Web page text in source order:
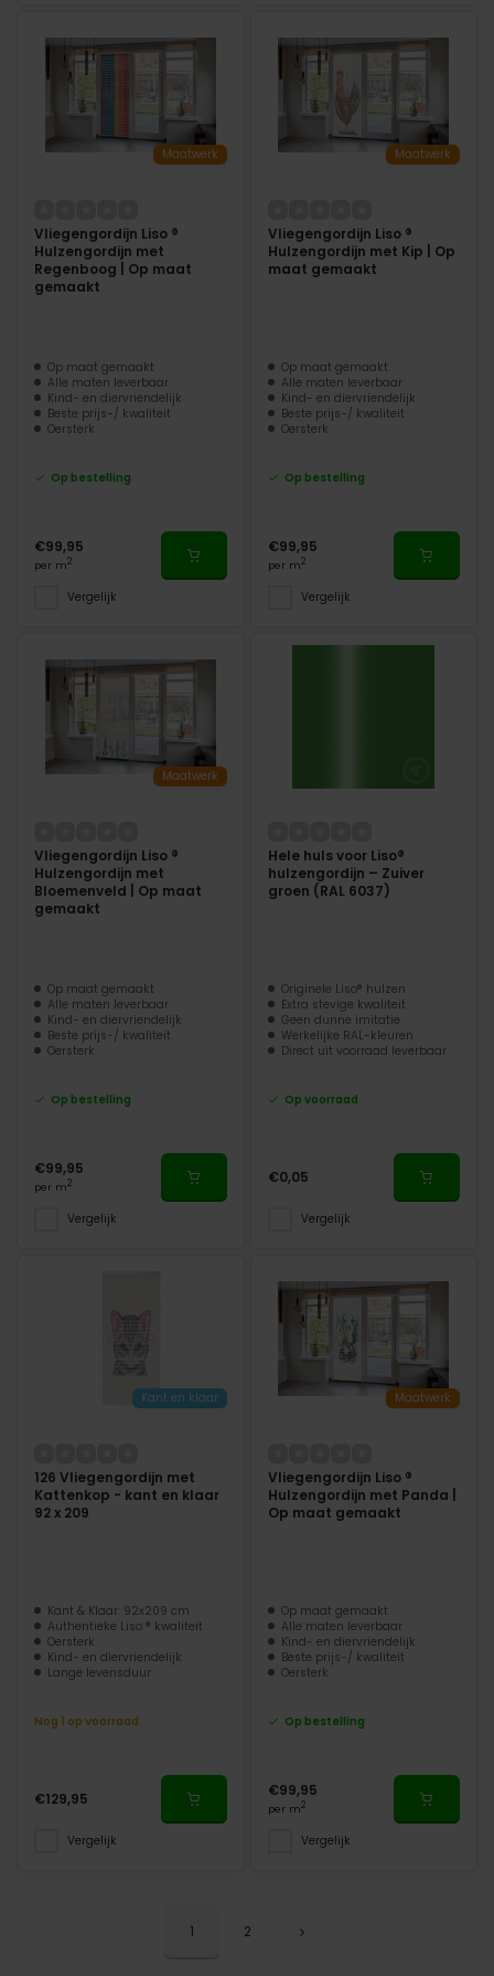
Maatwerk
Vliegengordijn Liso ®
Hulzengordijn met
Regenboog | Op maat
gemaakt
Op maat gemaakt
Alle maten leverbaar
Kind- en diervriendelijk
Beste prijs-/ kwaliteit
Oersterk
Op bestelling
€99,95
per m2
Vergelijk
Maatwerk
Vliegengordijn Liso ®
Hulzengordijn met Kip | Op
maat gemaakt
Op maat gemaakt
Alle maten leverbaar
Kind- en diervriendelijk
Beste prijs-/ kwaliteit
Oersterk
Op bestelling
€99,95
per m2
Vergelijk
Maatwerk
Vliegengordijn Liso ®
Hulzengordijn met
Bloemenveld | Op maat
gemaakt
Op maat gemaakt
Alle maten leverbaar
Kind- en diervriendelijk
Beste prijs-/ kwaliteit
Oersterk
Op bestelling
€99,95
per m2
Vergelijk
Hele huls voor Liso®
hulzengordijn – Zuiver
groen (RAL 6037)
Originele Liso® hulzen
Extra stevige kwaliteit
Geen dunne imitatie
Werkelijke RAL-kleuren
Direct uit voorraad leverbaar
Op voorraad
€0,05
Vergelijk
Kant en klaar
126 Vliegengordijn met
Kattenkop - kant en klaar
92 x 209
Kant & Klaar: 92x209 cm
Authentieke Liso ® kwaliteit
Oersterk
Kind- en diervriendelijk
Lange levensduur
Nog 1 op voorraad
€129,95
Vergelijk
Maatwerk
Vliegengordijn Liso ®
Hulzengordijn met Panda |
Op maat gemaakt
Op maat gemaakt
Alle maten leverbaar
Kind- en diervriendelijk
Beste prijs-/ kwaliteit
Oersterk
Op bestelling
€99,95
per m2
Vergelijk
1 2